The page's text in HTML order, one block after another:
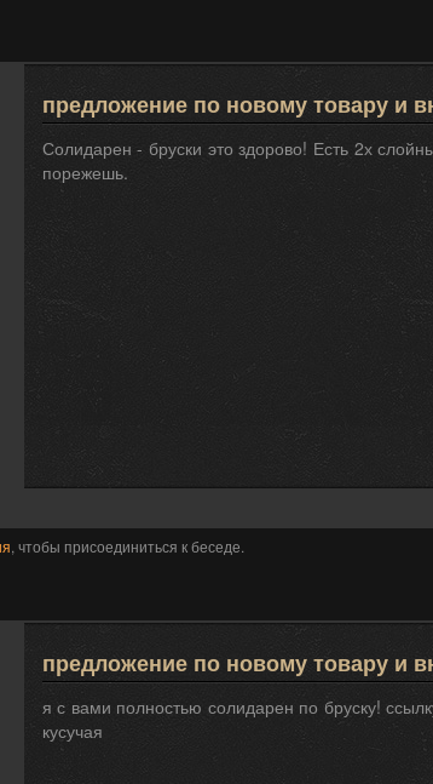
предложение по новому товару и
Солидарен - бруски это здорово! Есть 2х
порежешь.
, чтобы присоединиться к беседе.
предложение по новому товару и
я с вами полностью солидарен по бруску!
кусучая